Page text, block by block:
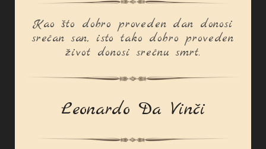
Kao što dobro proveden dan donosi
srećan san, isto tako dobro proveden
život donosi srećnu smrt.
Leonardo Da Vinči